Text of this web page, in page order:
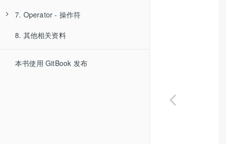
7. Operator - 操作符
7.00 准备测试使用的方法
8. 其他相关资料
本书使用 GitBook 发布